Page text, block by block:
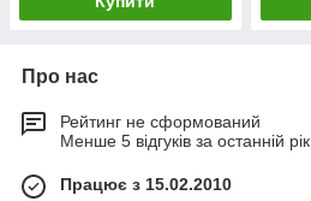
Про нас
Рейтинг не сформований
Менше 5 відгуків за останній рік
Працює з 15.02.2010